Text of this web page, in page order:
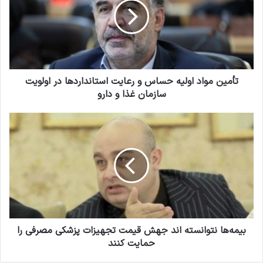
و
د
ا
و
ا
ن
ی
د
ن
و
ا
د
ه
ح
ر
ع
تأمین مواد اولیه حساس و رعایت استانداردها در اولویت
سازمان غذا و دارو
ی
م
ت
و
بیمه‌ها نتوانسته اند جهش قیمت تجهیزات پزشکی مصرفی را
حمایت کنند